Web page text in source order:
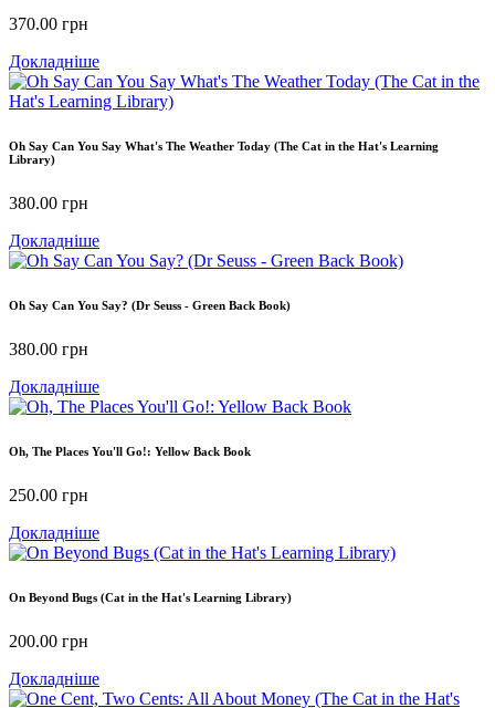
370.00 грн
Докладніше
Oh Say Can You Say What's The Weather Today (The Cat in the Hat's Learning
Library)
380.00 грн
Докладніше
Oh Say Can You Say? (Dr Seuss - Green Back Book)
380.00 грн
Докладніше
Oh, The Places You'll Go!: Yellow Back Book
250.00 грн
Докладніше
On Beyond Bugs (Cat in the Hat's Learning Library)
200.00 грн
Докладніше